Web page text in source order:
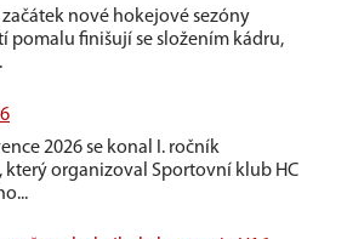
nové hokejové sezóny
pomalu finišují se složením kádru,
2026 se konal I. ročník
který organizoval Sportovní klub HC